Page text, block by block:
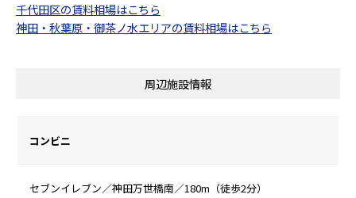
千代田区の賃料相場はこちら
神田・秋葉原・御茶ノ水エリアの賃料相場はこちら
周辺施設情報
コンビニ
セブンイレブン／神田万世橋南／180m（徒歩2分）